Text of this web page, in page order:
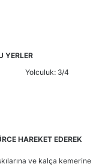
YERLER
3/4
HAREKET EDEREK
ve kalça kemerine